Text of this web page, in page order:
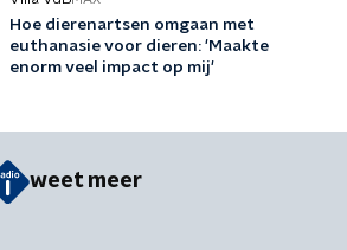
Hoe dierenartsen omgaan met
euthanasie voor dieren: 'Maakte
enorm veel impact op mij'
weet meer